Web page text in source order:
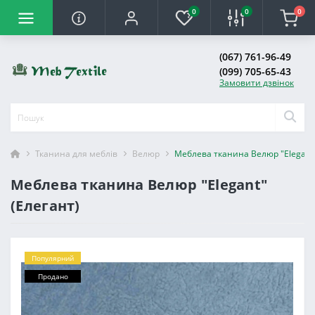
0 0 0
(067) 761-96-49
(099) 705-65-43
Замовити дзвінок
Тканина для меблів Велюр Меблева тканина Велюр
Меблева тканина Велюр "Elegant"
(Елегант)
Популярний
Продано